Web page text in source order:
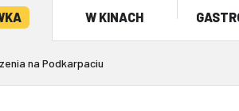
W KINACH
na Podkarpaciu